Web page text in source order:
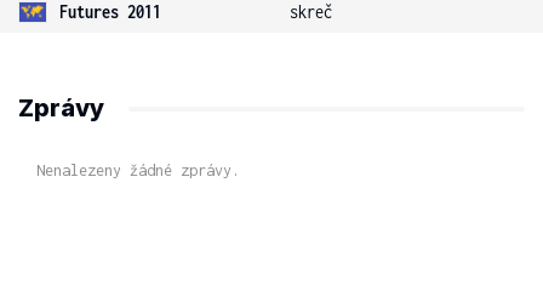
Futures 2011
skreč
Zprávy
Nenalezeny žádné zprávy.